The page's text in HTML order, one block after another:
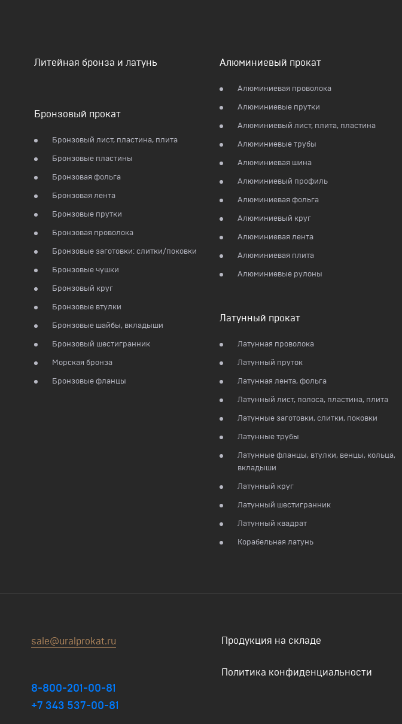
Литейная бронза и латунь
Бронзовый прокат
Бронзовый лист, пластина, плита
Бронзовые пластины
Бронзовая фольга
Бронзовая лента
Бронзовые прутки
Бронзовая проволока
Бронзовые заготовки: слитки/поковки
Бронзовые чушки
Бронзовый круг
Бронзовые втулки
Бронзовые шайбы, вкладыши
Бронзовый шестигранник
Морская бронза
Бронзовые фланцы
Алюминиевый прокат
Алюминиевая проволока
Алюминиевые прутки
Алюминиевый лист, плита, пластина
Алюминиевые трубы
Алюминиевая шина
Алюминиевый профиль
Алюминиевая фольга
Алюминиевый круг
Алюминиевая лента
Алюминиевая плита
Алюминиевые рулоны
Латунный прокат
Латунная проволока
Латунный пруток
Латунная лента, фольга
Латунный лист, полоса, пластина, плита
Латунные заготовки, слитки, поковки
Латунные трубы
Латунные фланцы, втулки, венцы, кольца,
вкладыши
Латунный круг
Латунный шестигранник
Латунный квадрат
Корабельная латунь
sale@uralprokat.ru
8-800-201-00-81
+7 343 537-00-81
Продукция на складе
Политика конфиденциальности